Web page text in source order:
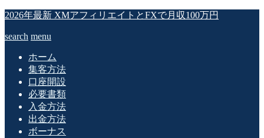
2026年最新 XMアフィリエイトとFXで月収100万円
search menu
ホーム
集客方法
口座開設
必要書類
入金方法
出金方法
ボーナス